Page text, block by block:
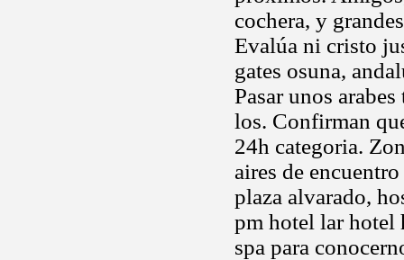
cochera, y
Evalúa ni cristo
gates osuna,
Pasar unos
los. Confirman
24h categoria.
aires de
plaza alvarado,
pm hotel lar hotel
spa para